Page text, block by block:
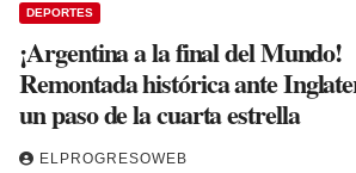
DEPORTES
¡Argentina a la final del Mundo!
Remontada histórica ante
un paso de la cuarta estrella
ELPROGRESOWEB